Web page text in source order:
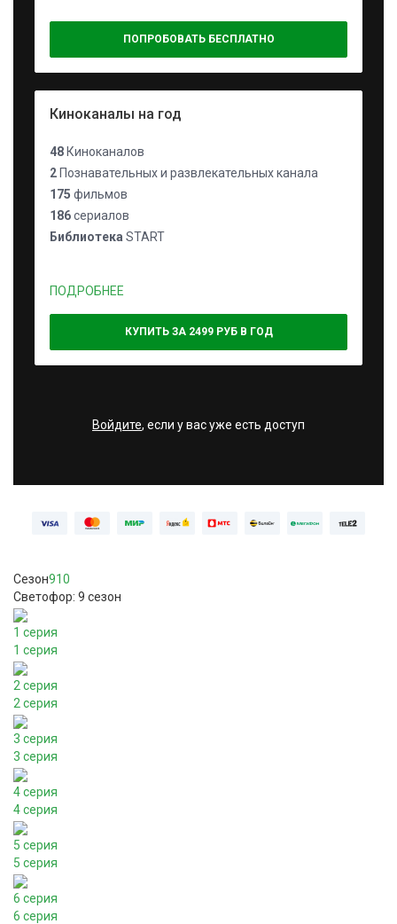
ПОПРОБОВАТЬ БЕСПЛАТНО
Киноканалы на год
48 Киноканалов
2 Познавательных и развлекательных канала
175 фильмов
186сериалов
Библиотека START
ПОДРОБНЕЕ
КУПИТЬ ЗА 2499 РУБ В ГОД
Войдите, если у вас уже есть доступ
Сезон910
Светофор: 9 сезон
1 серия
1 серия
2 серия
2 серия
3 серия
3 серия
4 серия
4 серия
5 серия
5 серия
6 серия
6 серия